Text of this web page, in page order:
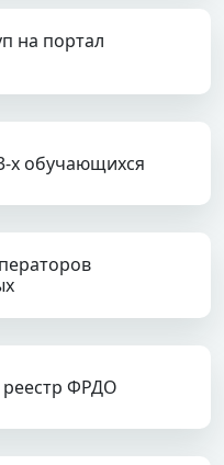
на портал
х обучающихся
ФРДО